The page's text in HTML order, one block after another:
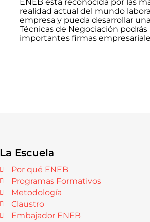
realidad actual del mundo
empresa y pueda desarrollar
Técnicas de Negociación
importantes firmas
La Escuela
Por qué ENEB
Programas Formativos
Metodología
Claustro
Embajador ENEB